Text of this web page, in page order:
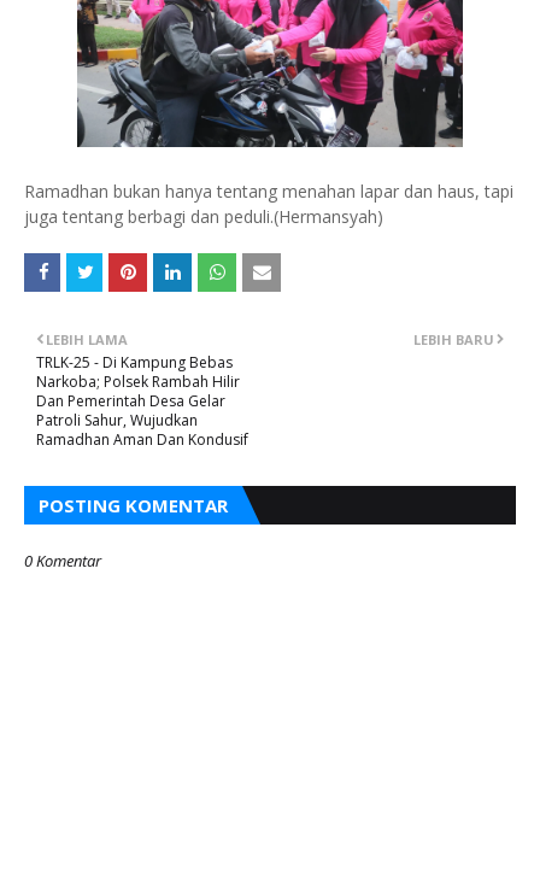
Ramadhan bukan hanya tentang menahan lapar dan haus, tapi
juga tentang berbagi dan peduli.(Hermansyah)
LEBIH BARU
LEBIH LAMA
TRLK-25 - Di Kampung Bebas
Narkoba; Polsek Rambah Hilir
Dan Pemerintah Desa Gelar
Patroli Sahur, Wujudkan
Ramadhan Aman Dan Kondusif
POSTING KOMENTAR
0 Komentar